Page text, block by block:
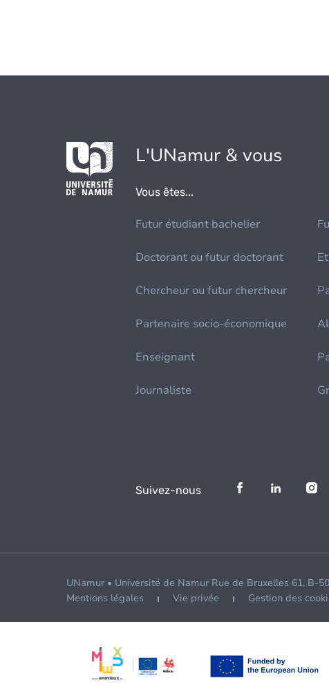
L'UNamur & vous
Vous êtes...
Futur étudiant bachelier
Doctorant ou futur doctorant
Chercheur ou futur chercheur
Partenaire socio-économique
Enseignant
Journaliste
Suivez-nous
UNamur • Université de Namur Rue de Bruxelles 61, B-
Mentions légales
Vie privée Gestion des